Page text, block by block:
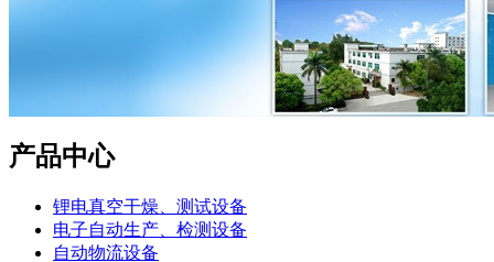
产品中心
锂电真空干燥、测试设备
电子自动生产、检测设备
自动物流设备